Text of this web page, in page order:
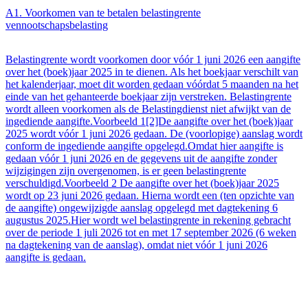
A1. Voorkomen van te betalen belastingrente
vennootschapsbelasting
Belastingrente wordt voorkomen door vóór 1 juni 2026 een aangifte
over het (boek)jaar 2025 in te dienen. Als het boekjaar verschilt van
het kalenderjaar, moet dit worden gedaan vóórdat 5 maanden na het
einde van het gehanteerde boekjaar zijn verstreken. Belastingrente
wordt alleen voorkomen als de Belastingdienst niet afwijkt van de
ingediende aangifte.Voorbeeld 1[2]De aangifte over het (boek)jaar
2025 wordt vóór 1 juni 2026 gedaan. De (voorlopige) aanslag wordt
conform de ingediende aangifte opgelegd.Omdat hier aangifte is
gedaan vóór 1 juni 2026 en de gegevens uit de aangifte zonder
wijzigingen zijn overgenomen, is er geen belastingrente
verschuldigd.Voorbeeld 2 De aangifte over het (boek)jaar 2025
wordt op 23 juni 2026 gedaan. Hierna wordt een (ten opzichte van
de aangifte) ongewijzigde aanslag opgelegd met dagtekening 6
augustus 2025.Hier wordt wel belastingrente in rekening gebracht
over de periode 1 juli 2026 tot en met 17 september 2026 (6 weken
na dagtekening van de aanslag), omdat niet vóór 1 juni 2026
aangifte is gedaan.